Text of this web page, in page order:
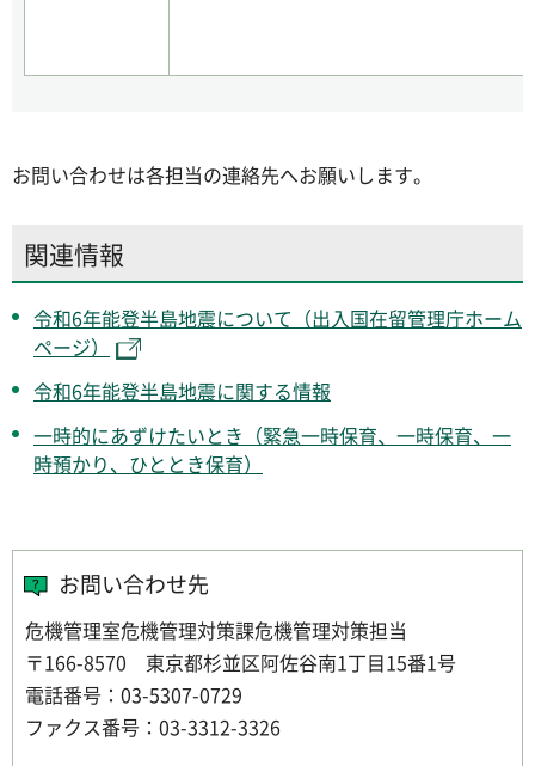
お問い合わせは各担当の連絡先へお願いします。
関連情報
令和6年能登半島地震について（出入国在留管理庁ホーム
ページ）
令和6年能登半島地震に関する情報
一時的にあずけたいとき（緊急一時保育、一時保育、一
時預かり、ひととき保育）
お問い合わせ先
危機管理室危機管理対策課危機管理対策担当
〒166-8570 東京都杉並区阿佐谷南1丁目15番1号
電話番号：03-5307-0729
ファクス番号：03-3312-3326